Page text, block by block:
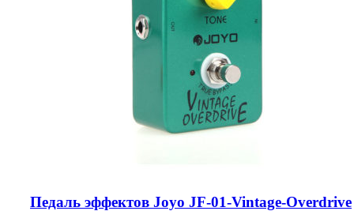
Педаль эффектов Joyo JF-01-Vintage-Overdrive